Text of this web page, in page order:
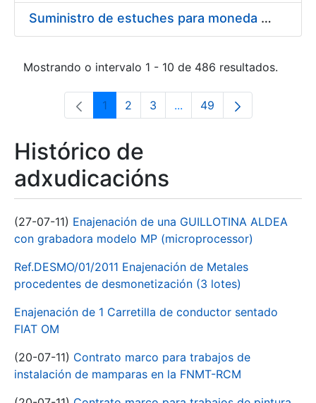
Suministro de estuches para moneda de 30 €
Mostrando o intervalo 1 - 10 de 486 resultados.
Páxina
1 Páxina
2 Páxina
3 ...Páxinas intermedias Use
Páxina
49
Histórico de
adxudicacións
(27-07-11) Enajenación de una GUILLOTINA ALDEA
con grabadora modelo MP (microprocessor)
Ref.DESMO/01/2011 Enajenación de Metales
procedentes de desmonetización (3 lotes)
Enajenación de 1 Carretilla de conductor sentado
FIAT OM
(20-07-11) Contrato marco para trabajos de
instalación de mamparas en la FNMT-RCM